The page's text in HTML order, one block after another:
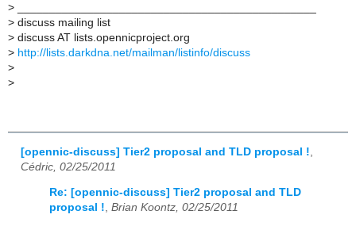
>
> discuss mailing list
> discuss AT lists.opennicproject.org
> http://lists.darkdna.net/mailman/listinfo/discuss
>
>
[opennic-discuss] Tier2 proposal and TLD proposal !
Cédric, 02/25/2011
Re: [opennic-discuss] Tier2 proposal and TLD
proposal !, Brian Koontz, 02/25/2011